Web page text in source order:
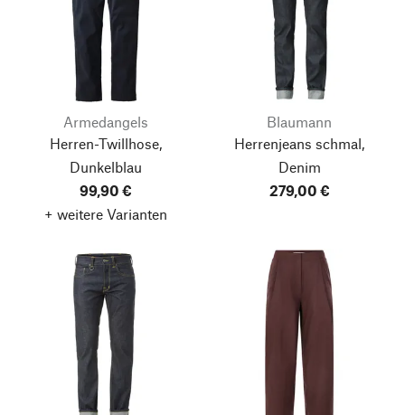
Armedangels
Herren-Twillhose,
Dunkelblau
99,90 €
+ weitere Varianten
Blaumann
Herrenjeans schmal,
Denim
279,00 €